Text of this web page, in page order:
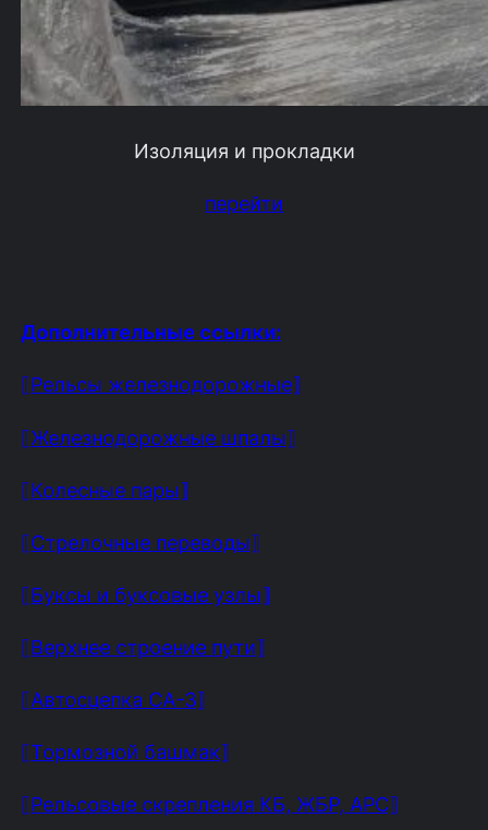
Изоляция и прокладки
перейти
Дополнительные ссылки:
⟦Рельсы железнодорожные⟧
⟦Железнодорожные шпалы⟧
⟦Колесные пары⟧
⟦Стрелочные переводы⟧
⟦Буксы и буксовые узлы⟧
⟦Верхнее строение пути⟧
⟦Автосцепка СА-3⟧
⟦Тормозной башмак⟧
⟦Рельсовые скрепления КБ, ЖБР, АРС⟧